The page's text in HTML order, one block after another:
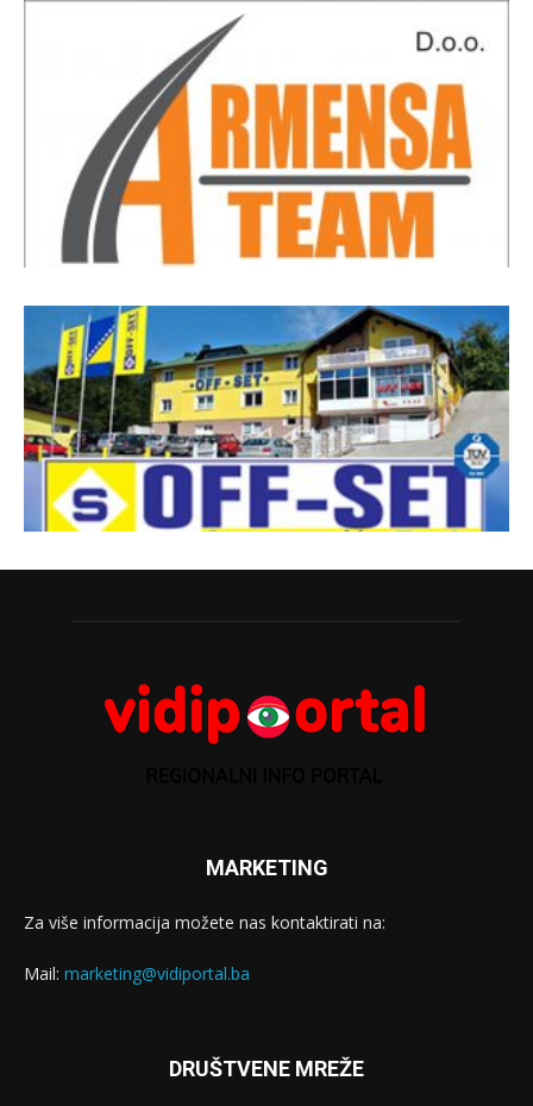
MARKETING
Za više informacija možete nas kontaktirati na:
Mail: marketing@vidiportal.ba
DRUŠTVENE MREŽE